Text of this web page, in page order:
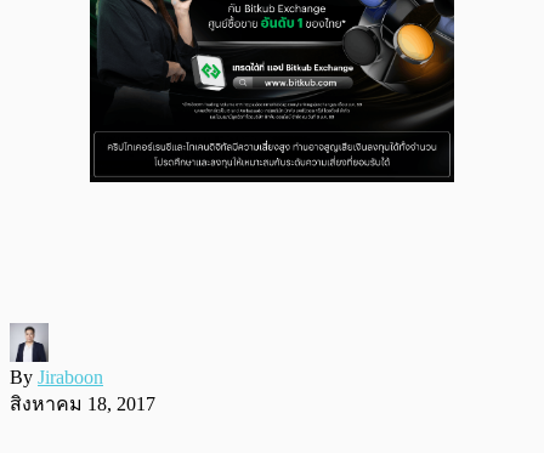
By Jiraboon
สิงหาคม 18, 2017